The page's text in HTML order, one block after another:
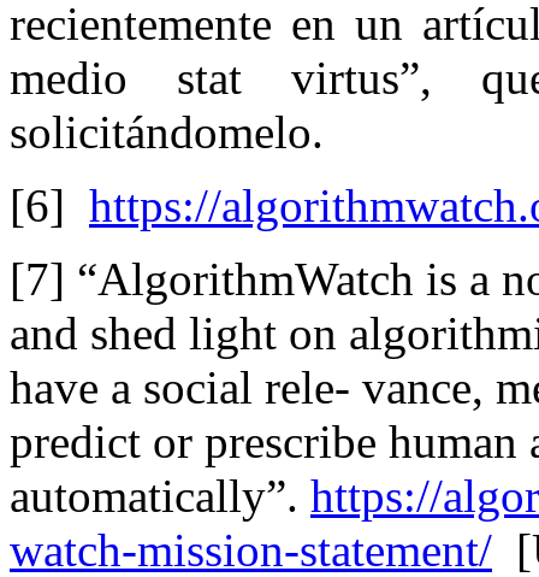
recientemente en un
medio stat virtus”,
solicitándomelo.
[6] https://
[7] “AlgorithmWatch is a
and shed light on
have a social rele‐ vance,
predict or prescribe
automatically”. https://
watch‐mission‐statement/